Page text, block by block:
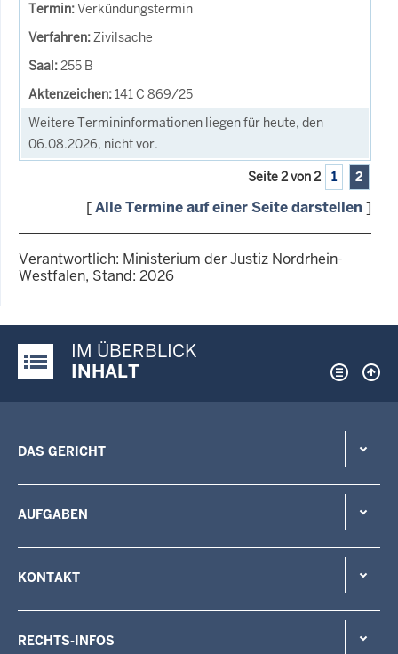
Verkündungstermin
Zivilsache
255 B
141 C 869/25
Weitere Termininformationen liegen für heute, den
06.08.2026, nicht vor.
Seite 2 von 2 1 2
[Alle Termine auf einer Seite darstellen ]
Verantwortlich: Ministerium der Justiz Nordrhein-
Westfalen, Stand: 2026
Justiz-Portal im Überblick:
IM ÜBERBLICK
INHALT
DAS GERICHT
AUFGABEN
KONTAKT
RECHTS-INFOS